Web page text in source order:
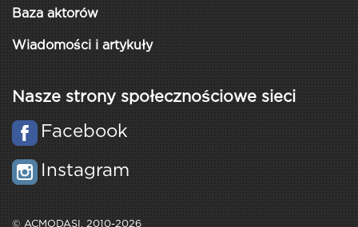
Baza aktorów
Wiadomości i artykuły
Nasze strony społecznościowe sieci
Facebook
Instagram
© ACMODASI, 2010-2026